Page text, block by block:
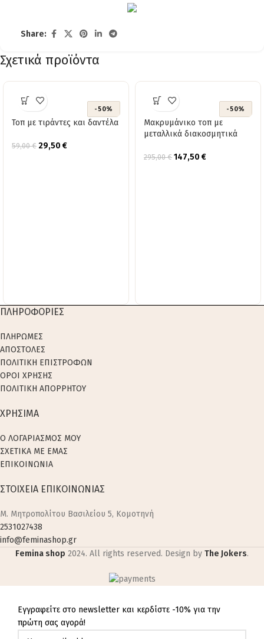
Share:
Σχετικά προϊόντα
-50%
Τοπ με τιράντες και δαντέλα
59,00€ 29,50 €
-50%
Μακρυμάνικο τοπ με
μεταλλικά διακοσμητικά
295,00€ 147,50 €
ΠΛΗΡΟΦΟΡΙΕΣ
ΠΛΗΡΩΜΕΣ
ΑΠΟΣΤΟΛΕΣ
ΠΟΛΙΤΙΚΗ ΕΠΙΣΤΡΟΦΩΝ
ΟΡΟΙ ΧΡΗΣΗΣ
ΠΟΛΙΤΙΚΗ ΑΠΟΡΡΗΤΟΥ
ΧΡΗΣΙΜΑ
Ο ΛΟΓΑΡΙΑΣΜΟΣ ΜΟΥ
ΣΧΕΤΙΚΑ ΜΕ ΕΜΑΣ
ΕΠΙΚΟΙΝΩΝΙΑ
ΣΤΟΙΧΕΙΑ ΕΠΙΚΟΙΝΩΝΙΑΣ
M. Μητροπολίτου Βασιλείου 5, Κομοτηνή
2531027438
info@feminashop.gr
Femina shop 2024. All rights reserved. Design by The Jokers.
Εγγραφείτε στο newsletter και κερδίστε -10% για την
πρώτη σας αγορά!